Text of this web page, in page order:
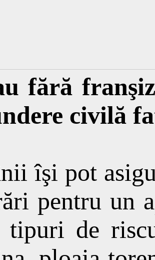
fără
civilă
îşi pot
pentru un
tipuri de